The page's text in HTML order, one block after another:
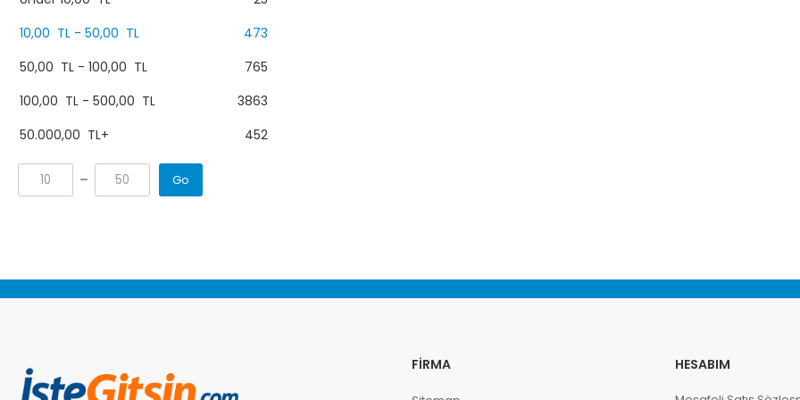
10,00 TL - 50,00 TL
473
50,00 TL - 100,00 TL
765
100,00 TL - 500,00 TL
3863
50.000,00 TL+ 452
Go
FIRMA HESABIM